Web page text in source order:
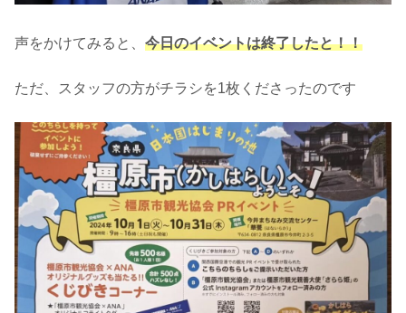
声をかけてみると、 今日のイベントは終了したと！！
ただ、スタッフの方がチラシを1枚くださったのです